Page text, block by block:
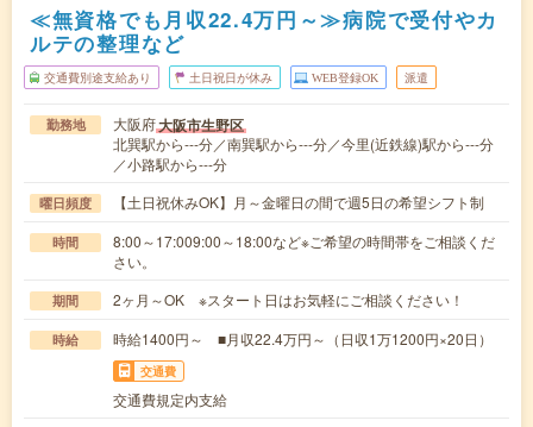
≪無資格でも月収22.4万円～≫病院で受付やカ
ルテの整理など
交通費別途支給あり 土日祝日が休み WEB登録OK 派遣
勤務地 大阪府大阪市生野区
北巽駅から---分／南巽駅から---分／今里(近鉄線)駅から---分
／小路駅から---分
曜日頻度 【土日祝休みOK】月～金曜日の間で週5日の希望シフト制
時間
8:00～17:009:00～18:00など※ご希望の時間帯をご相談くだ
さい。
期間 2ヶ月～OK ※スタート日はお気軽にご相談ください！
時給 時給1400円～ ■月収22.4万円～（日収1万1200円×20日）
交通費
交通費規定内支給